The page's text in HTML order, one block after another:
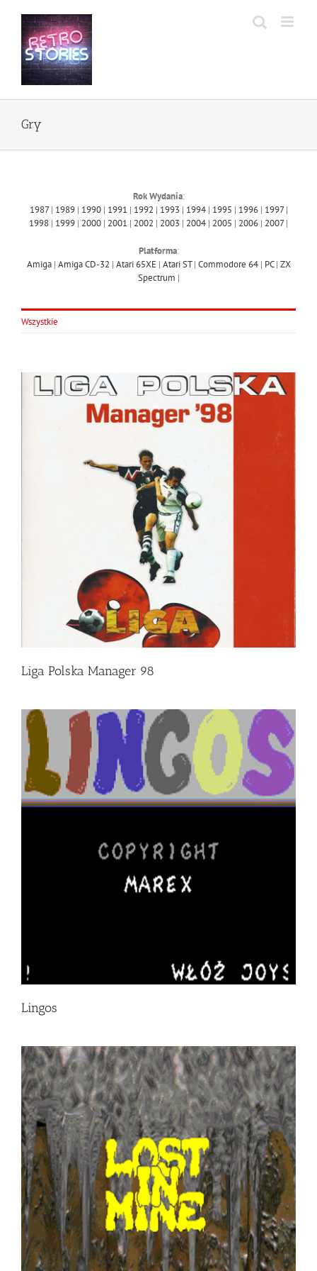
zawartości
Gry
Rok Wydania:
1987| 1989| 1990| 1991 | 1992 | 1993 | 1994| 1995 | 1996| 1997|
1998 | 1999 | 2000 | 2001 | 2002 | 2003 | 2004 | 2005 | 2006 | 2007|
Platforma:
Amiga| Amiga CD-32 | Atari 65XE| Atari ST| Commodore 64| PC| ZX
Spectrum |
Wszystkie
Liga Polska Manager 98
Lingos